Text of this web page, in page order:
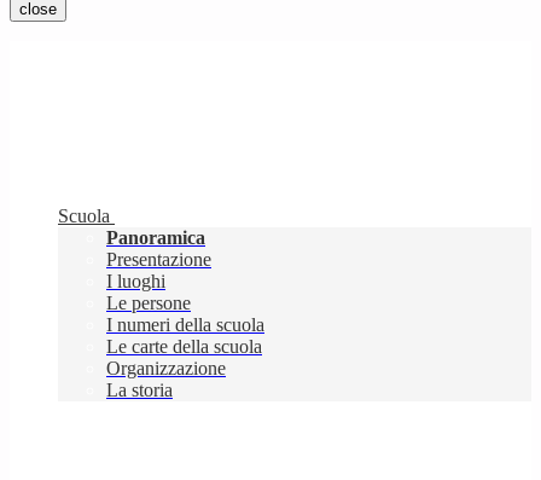
close
Scuola
Panoramica
Presentazione
I luoghi
Le persone
I numeri della scuola
Le carte della scuola
Organizzazione
La storia